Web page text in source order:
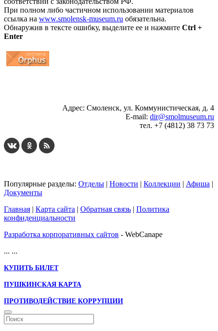
При полном либо частичном использовании материалов
ссылка на www.smolensk-museum.ru обязательна.
Обнаружив в тексте ошибку, выделите ее и нажмите Ctrl +
Enter
Адрес: Смоленск, ул. Коммунистическая, д. 4
E-mail: dir@smolmuseum.ru
тел. +7 (4812) 38 73 73
Популярные разделы: Отделы | Новости | Коллекции | Афиша |
Документы
Главная | Карта сайта | Обратная связь | Политика
конфиденциальности
Разработка корпоративных сайтов - WebCanape
... ...
КУПИТЬ БИЛЕТ
ПУШКИНСКАЯ КАРТА
ПРОТИВОДЕЙСТВИЕ КОРРУПЦИИ